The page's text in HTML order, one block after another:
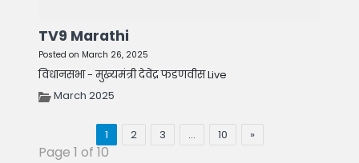
TV9 Marathi
Posted on March 26, 2025
विधानसभा - मुख्यमंत्री देवेंद्र फडणवीस Live
March 2025
1 2 3 … 10 »
Page 1 of 10